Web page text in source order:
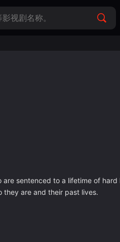
sentenced to a lifetime of
they are and their past lives.